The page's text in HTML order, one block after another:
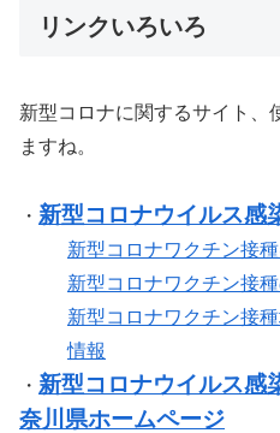
リンクいろいろ
新型コロナに関するサイト、
ますね。
・ 新型コロナウイルス感
新型コロナワクチン接
新型コロナワクチン接
新型コロナワクチン接
情報
・ 新型コロナウイルス感
奈川県ホームページ